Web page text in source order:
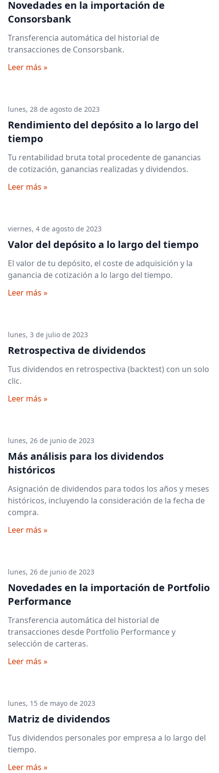
Novedades en la importación de
Consorsbank
Transferencia automática del historial de
transacciones de Consorsbank.
Leer más »
lunes, 28 de agosto de 2023
Rendimiento del depósito a lo largo del
tiempo
Tu rentabilidad bruta total procedente de ganancias
de cotización, ganancias realizadas y dividendos.
Leer más »
viernes, 4 de agosto de 2023
Valor del depósito a lo largo del tiempo
El valor de tu depósito, el coste de adquisición y la
ganancia de cotización a lo largo del tiempo.
Leer más »
lunes, 3 de julio de 2023
Retrospectiva de dividendos
Tus dividendos en retrospectiva (backtest) con un solo
clic.
Leer más »
lunes, 26 de junio de 2023
Más análisis para los dividendos
históricos
Asignación de dividendos para todos los años y meses
históricos, incluyendo la consideración de la fecha de
compra.
Leer más »
lunes, 26 de junio de 2023
Novedades en la importación de Portfolio
Performance
Transferencia automática del historial de
transacciones desde Portfolio Performance y
selección de carteras.
Leer más »
lunes, 15 de mayo de 2023
Matriz de dividendos
Tus dividendos personales por empresa a lo largo del
tiempo.
Leer más »